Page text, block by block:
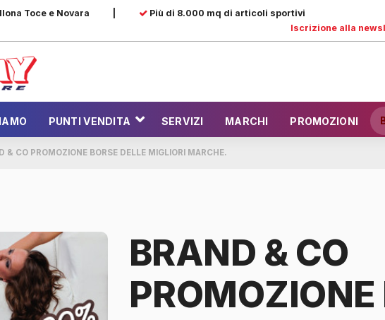
Toce e Novara
Più di 8.000 mq di articoli sportivi
Iscrizione alla
PUNTI VENDITA SERVIZI MARCHI PROMOZIONI
& CO PROMOZIONE BORSE DELLE MIGLIORI MARCHE.
BRAND & CO
PROMOZIONE